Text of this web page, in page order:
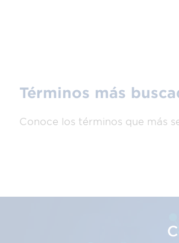
Términos más
Conoce los términos que más